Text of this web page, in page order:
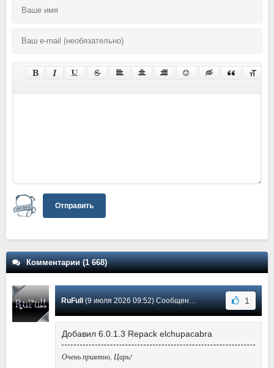
Отправить
Комментарии (1 668)
RuFull(9 июля 2026 09:52) Сообщение #1558 1
Добавил 6.0.1.3 Repack elchupacabra
Очень приятно, Царь!